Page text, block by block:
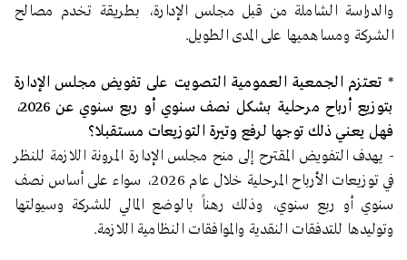
والدراسة الشاملة من قبل مجلس الإدارة، بطريقة تخدم مصالح
الشركة ومساهميها على المدى الطويل.
* تعتزم الجمعية العمومية التصويت على تفويض مجلس الإدارة
بتوزيع أرباح مرحلية بشكل نصف سنوي أو ربع سنوي عن 2026،
فهل يعني ذلك توجها لرفع وتيرة التوزيعات مستقبلا؟
- يهدف التفويض المقترح إلى منح مجلس الإدارة المرونة اللازمة للنظر
في توزيعات الأرباح المرحلية خلال عام 2026، سواء على أساس نصف
سنوي أو ربع سنوي، وذلك رهناً بالوضع المالي للشركة وسيولتها
وتوليدها للتدفقات النقدية والموافقات النظامية اللازمة.